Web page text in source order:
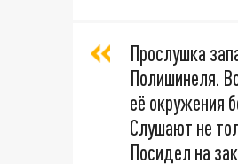
Прослушка
Полишинеля.
её окружения
Слушают не
Посидел на